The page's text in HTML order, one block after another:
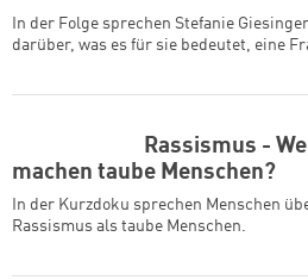
In der Folge sprechen Stefanie
darüber, was es für sie bedeutet, eine
Rassismus -
machen taube Menschen?
In der Kurzdoku sprechen Menschen
Rassismus als taube Menschen.